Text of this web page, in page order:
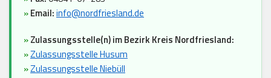
»Email:info@nordfriesland.de
»Zulassungsstelle(n) im Bezirk Kreis Nordfriesland:
»Zulassungsstelle Husum
»Zulassungsstelle Niebüll